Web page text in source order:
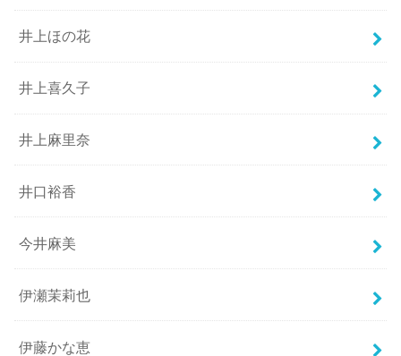
井上ほの花
井上喜久子
井上麻里奈
井口裕香
今井麻美
伊瀬茉莉也
伊藤かな恵